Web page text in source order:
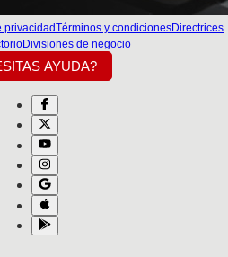
privacidadTérminos y condicionesDirectrices
Divisiones de negocio
AYUDA?